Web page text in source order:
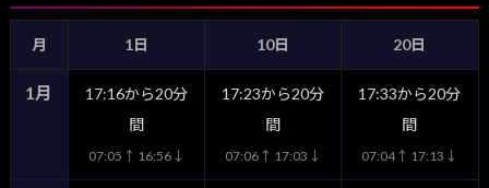
月 1日 10日 20日
1月
17:16から20分
間
07:05↑ 16:56↓
17:23から20分
間
07:06↑ 17:03↓
17:33から20分
間
07:04↑ 17:13↓